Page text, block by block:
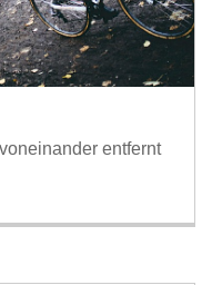
entfernt